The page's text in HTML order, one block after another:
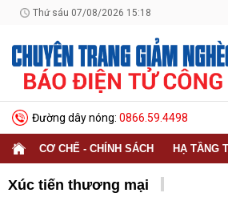
Thứ sáu 07/08/2026 15:18
Đường dây nóng: 0866.59.4498
CƠ CHẾ - CHÍNH SÁCH HẠ TẦNG
Xúc tiến thương mại